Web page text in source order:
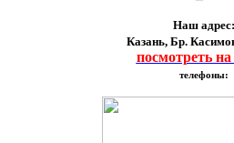
Наш адрес:
Казань, Бр.
посмотреть на
телефоны: